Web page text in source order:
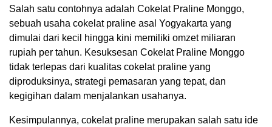
Salah satu contohnya adalah Cokelat Praline Monggo,
sebuah usaha cokelat praline asal Yogyakarta yang
dimulai dari kecil hingga kini memiliki omzet miliaran
rupiah per tahun. Kesuksesan Cokelat Praline Monggo
tidak terlepas dari kualitas cokelat praline yang
diproduksinya, strategi pemasaran yang tepat, dan
kegigihan dalam menjalankan usahanya.
Kesimpulannya, cokelat praline merupakan salah satu ide